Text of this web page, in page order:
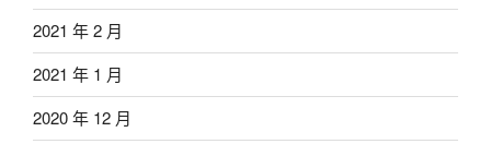
2021 年 2 月
2021 年 1 月
2020 年 12 月